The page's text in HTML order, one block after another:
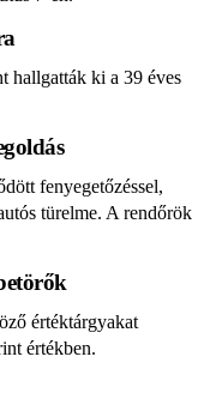
hallgatták ki a 39 éves
fenyegetőzéssel,
türelme. A rendőrök
értéktárgyakat
értékben.